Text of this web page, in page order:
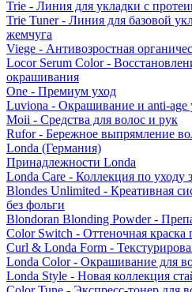
Trie - Линия для укладки с
Trie Tuner - Линия для базовой
жемчуга
Viege - Антивозростная
Locor Serum Color -
окрашивания
One - Премиум уход
Luviona - Окрашивание и anti-age
Moii - Средства для волос и рук
Rufor - Бережное выпрямление
Londa (Германия)
Принадлежности Londa
Londa Care - Коллекция по уходу
Blondes Unlimited - Креативная
без фольги
Blondoran Blonding Powder -
Color Switch - Оттеночная краска
Curl & Londa Form -
Londa Color - Окрашивание для
Londa Style - Новая коллекция